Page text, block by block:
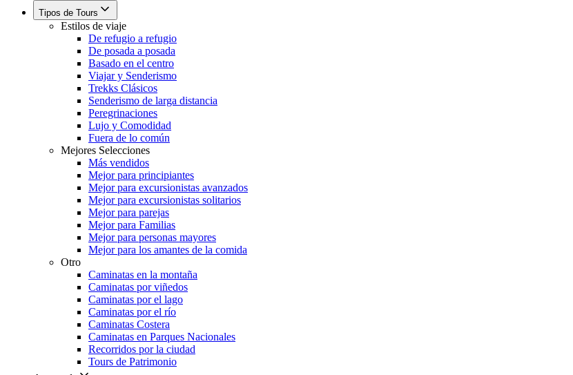
Tipos de Tours
Estilos de viaje
De refugio a refugio
De posada a posada
Basado en el centro
Viajar y Senderismo
Trekks Clásicos
Senderismo de larga distancia
Peregrinaciones
Lujo y Comodidad
Fuera de lo común
Mejores Selecciones
Más vendidos
Mejor para principiantes
Mejor para excursionistas avanzados
Mejor para excursionistas solitarios
Mejor para parejas
Mejor para Familias
Mejor para personas mayores
Mejor para los amantes de la comida
Otro
Caminatas en la montaña
Caminatas por viñedos
Caminatas por el lago
Caminatas por el río
Caminatas Costera
Caminatas en Parques Nacionales
Recorridos por la ciudad
Tours de Patrimonio